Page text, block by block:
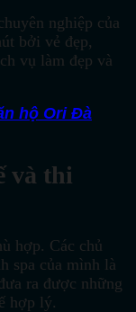
nghiệp của
bởi vẻ đẹp,
vụ làm đẹp và
hộ Ori Đà
và thi
hợp. Các chủ
spa của mình là
ra được những
hợp lý.